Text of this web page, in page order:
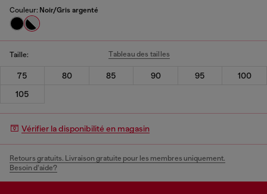
Couleur: Noir/Gris argenté
Taille: Tableau des tailles
75 80 85 90 95
100
105
Vérifier la disponibilité en magasin
Retours gratuits. Livraison gratuite pour les membres uniquement.
Besoin d’aide?